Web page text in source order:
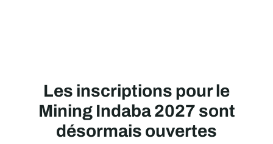
Les inscriptions pour le
Mining Indaba 2027 sont
désormais ouvertes